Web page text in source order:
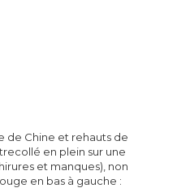
de Chine et rehauts de
en plein sur une
et manques), non
en bas à gauche :